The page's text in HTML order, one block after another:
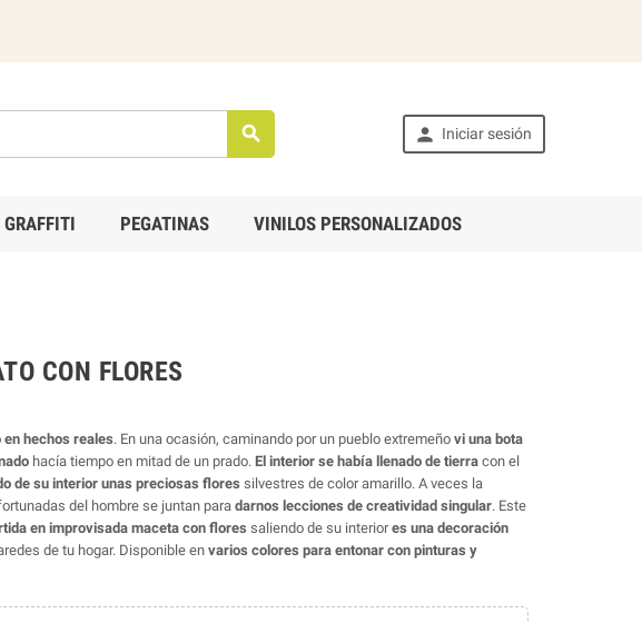
  Iniciar sesión
GRAFFITI PEGATINAS VINILOS PERSONALIZADOS
CON FLORES
hechos reales. En una ocasión, caminando por un pueblo extremeño vi una bota
hacía tiempo en mitad de un prado. El interior se había llenado de tierracon el
de su interior unas preciosas flores silvestres de color amarillo. A veces la
del hombre se juntan paradarnos lecciones de creatividad singular. Este
en improvisada maceta con flores saliendo de su interiores una decoración
de tu hogar. Disponible envarios colores para entonar con pinturas y